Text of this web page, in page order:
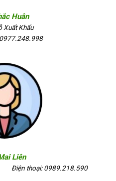
Huân
Xuất Khẩu
Liên
Điện thoại: 0989.218.590